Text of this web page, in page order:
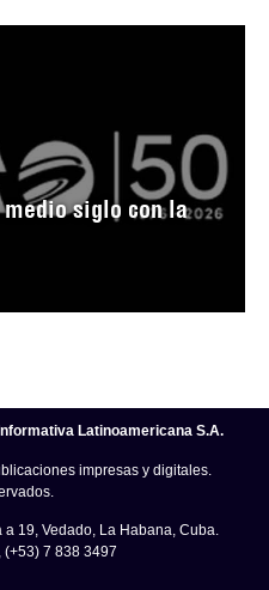
siglo con la
Latinoamericana S.A.
impresas y digitales.
19, Vedado, La Habana, Cuba.
(+53) 7 838 3497